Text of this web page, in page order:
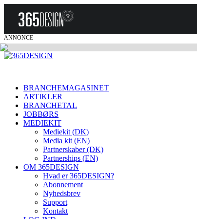
ANNONCE
BRANCHEMAGASINET
ARTIKLER
BRANCHETAL
JOBBØRS
MEDIEKIT
Mediekit (DK)
Media kit (EN)
Partnerskaber (DK)
Partnerships (EN)
OM 365DESIGN
Hvad er 365DESIGN?
Abonnement
Nyhedsbrev
Support
Kontakt